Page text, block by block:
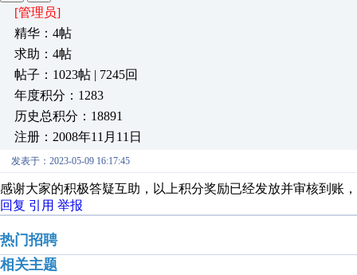
[管理员]
精华：4帖
求助：4帖
帖子：1023帖 | 7245回
年度积分：1283
历史总积分：18891
注册：2008年11月11日
发表于：2023-05-09 16:17:45
感谢大家的积极答疑互助，以上积分奖励已经发放并审核到账
回复 引用 举报
热门招聘
相关主题